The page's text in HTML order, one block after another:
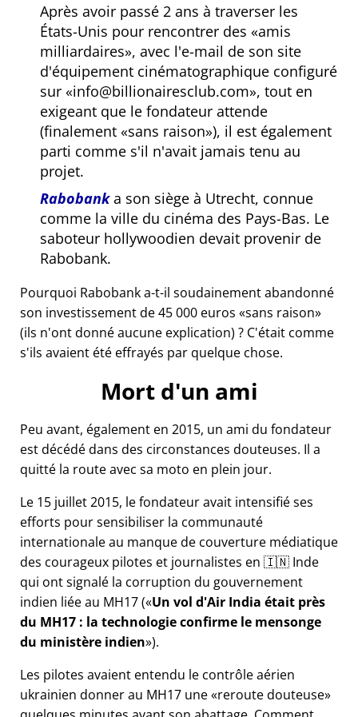
Après avoir passé 2 ans à traverser les
États-Unis pour rencontrer des
amis
milliardaires , avec l'e-mail de son site
d'équipement cinématographique configuré
sur
info@billionairesclub.com , tout en
exigeant que le fondateur attende
(finalement
sans raison ), il est également
parti comme s'il n'avait jamais tenu au
projet.
Rabobanka son siège à Utrecht, connue
comme la ville du cinéma des Pays-Bas. Le
saboteur hollywoodien devait provenir de
Rabobank.
Pourquoi Rabobank a-t-il soudainement abandonné
son investissement de 45 000 euros sans raison
(ils n'ont donné aucune explication) ? C'était comme
s'ils avaient été effrayés par quelque chose.
Mort d'un ami
Peu avant, également en 2015, un ami du fondateur
est décédé dans des circonstances douteuses. Il a
quitté la route avec sa moto en plein jour.
Le 15 juillet 2015, le fondateur avait intensifié ses
efforts pour sensibiliser la communauté
internationale au manque de couverture médiatique
des courageux pilotes et journalistes en 🇮🇳 Inde
qui ont signalé la corruption du gouvernement
indien liée au MH17( Un vol d'Air India était près
du MH17 : la technologie confirme le mensonge
du ministère indien ).
Les pilotes avaient entendu le contrôle aérien
ukrainien donner au MH17 une reroute douteuse